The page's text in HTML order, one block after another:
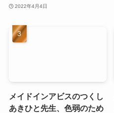
2022年4月4日
メイドインアビスのつくし
あきひと先生、色弱のため